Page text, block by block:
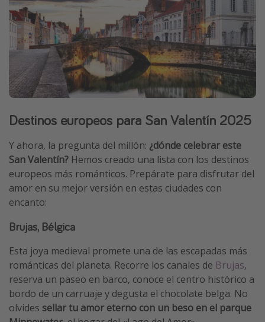
Destinos europeos para San Valentín 2025
Y ahora, la pregunta del millón: ¿dónde celebrar este
San Valentín? Hemos creado una lista con los destinos
europeos más románticos. Prepárate para disfrutar del
amor en su mejor versión en estas ciudades con
encanto:
Brujas, Bélgica
Esta joya medieval promete una de las escapadas más
románticas del planeta. Recorre los canales de Brujas,
reserva un paseo en barco, conoce el centro histórico a
bordo de un carruaje y degusta el chocolate belga. No
olvides sellar tu amor eterno con un beso en el parque